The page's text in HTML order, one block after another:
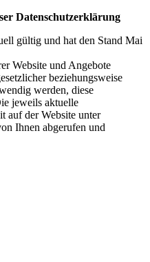
Datenschutzerklärung
gültig und hat den Stand Mai
Website und Angebote
beziehungsweise
werden, diese
jeweils aktuelle
auf der Website unter
Ihnen abgerufen und